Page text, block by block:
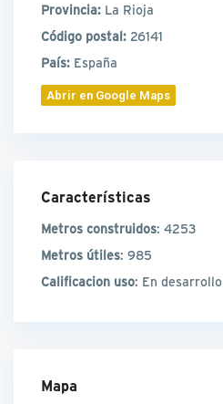
Provincia: La Rioja
Código postal: 26141
País: España
Abrir en Google Maps
Características
Metros construidos: 4253
Metros útiles: 985
Calificacion uso: En desarrollo
Mapa